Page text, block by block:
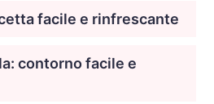
facile e rinfrescante
contorno facile e